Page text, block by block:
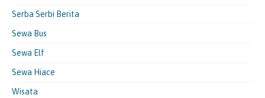
Serba Serbi Berita
Sewa Bus
Sewa Elf
Sewa Hiace
Wisata